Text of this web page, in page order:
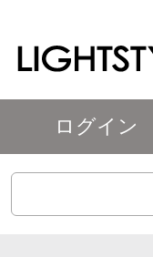
ログイン